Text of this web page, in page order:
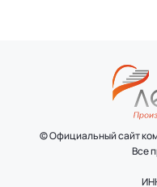
© Официальный сайт
Все